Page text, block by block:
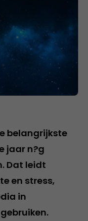
belangrijkste
jaar n?g
Dat leidt
en stress,
in